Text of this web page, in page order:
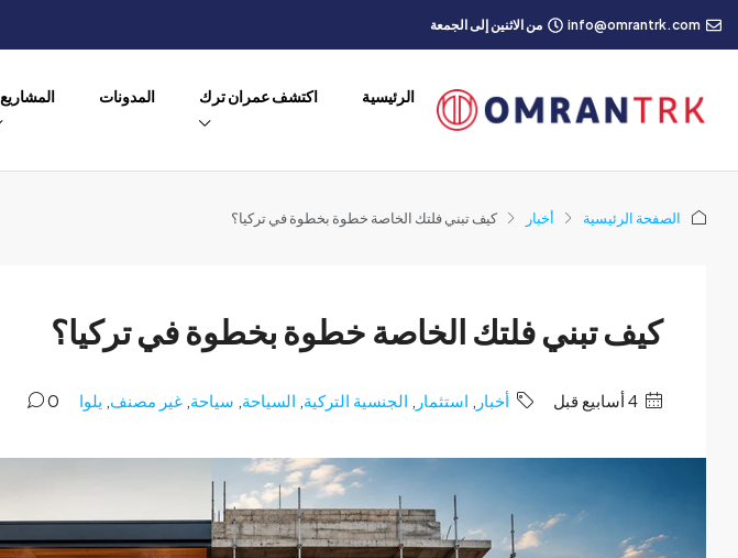
info@omrantrk.com من الاثنين إلى الجمعة
الرئيسية اكتشف عمران ترك المدونات المشاريع
الصفحة الرئيسية أخبار كيف تبني فلتك الخاصة خطوة بخطوة في تركيا؟
كيف تبني فلتك الخاصة خطوة بخطوة في تركيا؟
أخبار استثمار الجنسية التركية السياحة سياحة غير مصنف يلوا 0